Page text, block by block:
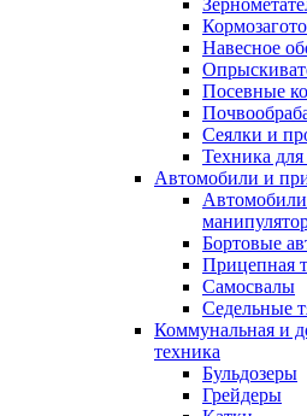
Навесное
Посевные
Сеялки и
Техника
Автомобили и
Бортовые
Прицепная
Самосвалы
Седельные
Коммунальная и
техника
Бульдозеры
Грейдеры